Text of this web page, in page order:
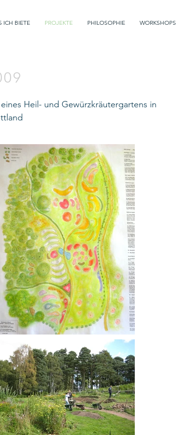
ICH BIETE PROJEKTE PHILOSOPHIE WORKSHOPS
Heil- und Gewürzkräutergartens in